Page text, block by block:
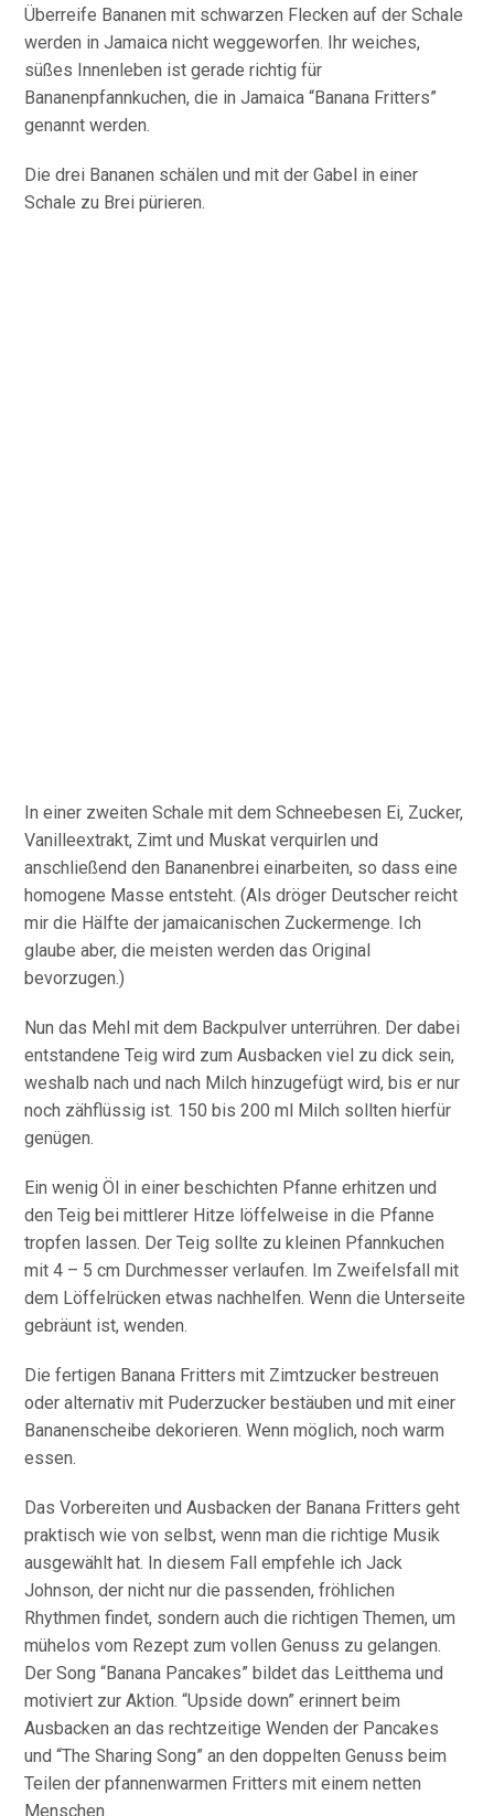
Überreife Bananen mit schwarzen Flecken auf der Schale
werden in Jamaica nicht weggeworfen. Ihr weiches,
süßes Innenleben ist gerade richtig für
Bananenpfannkuchen, die in Jamaica “Banana Fritters”
genannt werden.
Die drei Bananen schälen und mit der Gabel in einer
Schale zu Brei pürieren.
In einer zweiten Schale mit dem Schneebesen Ei, Zucker,
Vanilleextrakt, Zimt und Muskat verquirlen und
anschließend den Bananenbrei einarbeiten, so dass eine
homogene Masse entsteht. (Als dröger Deutscher reicht
mir die Hälfte der jamaicanischen Zuckermenge. Ich
glaube aber, die meisten werden das Original
bevorzugen.)
Nun das Mehl mit dem Backpulver unterrühren. Der dabei
entstandene Teig wird zum Ausbacken viel zu dick sein,
weshalb nach und nach Milch hinzugefügt wird, bis er nur
noch zähflüssig ist. 150 bis 200 ml Milch sollten hierfür
genügen.
Ein wenig Öl in einer beschichten Pfanne erhitzen und
den Teig bei mittlerer Hitze löffelweise in die Pfanne
tropfen lassen. Der Teig sollte zu kleinen Pfannkuchen
mit 4 – 5 cm Durchmesser verlaufen. Im Zweifelsfall mit
dem Löffelrücken etwas nachhelfen. Wenn die Unterseite
gebräunt ist, wenden.
Die fertigen Banana Fritters mit Zimtzucker bestreuen
oder alternativ mit Puderzucker bestäuben und mit einer
Bananenscheibe dekorieren. Wenn möglich, noch warm
essen.
Das Vorbereiten und Ausbacken der Banana Fritters geht
praktisch wie von selbst, wenn man die richtige Musik
ausgewählt hat. In diesem Fall empfehle ich Jack
Johnson, der nicht nur die passenden, fröhlichen
Rhythmen findet, sondern auch die richtigen Themen, um
mühelos vom Rezept zum vollen Genuss zu gelangen.
Der Song “Banana Pancakes” bildet das Leitthema und
motiviert zur Aktion. “Upside down” erinnert beim
Ausbacken an das rechtzeitige Wenden der Pancakes
und “The Sharing Song” an den doppelten Genuss beim
Teilen der pfannenwarmen Fritters mit einem netten
Menschen.